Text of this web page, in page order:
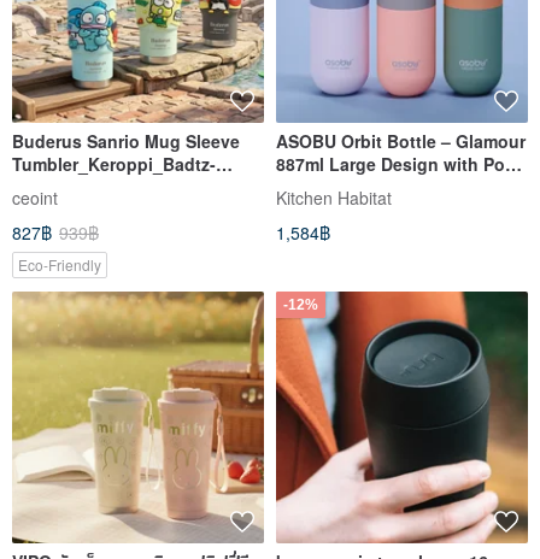
Buderus Sanrio Mug Sleeve
Tumbler_Keroppi_Badtz-
Maru_Mermaid Hamtaro
ceoint
827฿ 939฿
Eco-Friendly
ASOBU Orbit Bottle – Glamour
887ml Large Design with Pop-
Up Lid, Easy Carry Hand
Kitchen Habitat
1,584฿
-12%